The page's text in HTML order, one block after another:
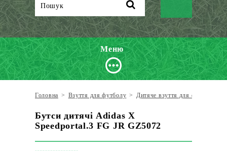
Меню
Головна > Взуття для футболу > Дитяче взуття для футболу
Бутси дитячі Adidas X
Speedportal.3 FG JR GZ5072